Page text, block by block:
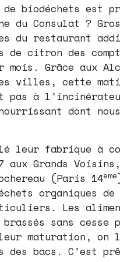
biodéchets est
Consulat ?
du restaurant
de citron des
mois. Grâce aux
villes, cette
pas à
dont nous
leur fabrique à
aux Grands
(Paris 14ème
organiques de
Les
sans cesse
maturation, on
des bacs. C’est